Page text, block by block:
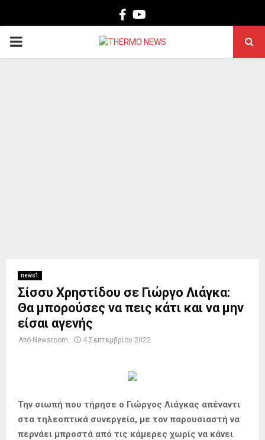
Facebook
PRIMARY
news1
Σίσσυ Χρηστίδου σε Γιώργο Λιάγκα:
Θα μπορούσες να πεις κάτι και να μην
είσαι αγενής
Από Newsroom 4 Σεπτεμβρίου 2022
Την σιωπή που τήρησε ο Γιώργος Λιάγκας απέναντι
στα τηλεοπτικά συνεργεία, με τον παρουσιαστή να
περνάει μπροστά από τις κάμερες χωρίς να κάνει